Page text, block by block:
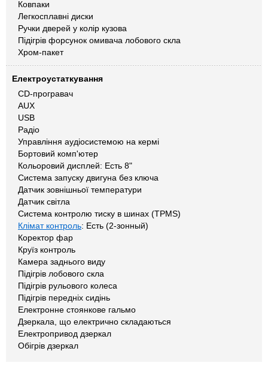
Ковпаки
Легкосплавні диски
Ручки дверей у колір кузова
Підігрів форсунок омивача лобового скла
Хром-пакет
Електроустаткування
CD-програвач
AUX
USB
Радіо
Управління аудіосистемою на кермі
Бортовий комп'ютер
Кольоровий дисплей: Есть 8"
Система запуску двигуна без ключа
Датчик зовнішньої температури
Датчик світла
Система контролю тиску в шинах (TPMS)
Клімат контроль: Есть (2-зонный)
Коректор фар
Круїз контроль
Камера заднього виду
Підігрів лобового скла
Підігрів рульового колеса
Підігрів передніх сидінь
Електронне стоянкове гальмо
Дзеркала, що електрично складаються
Електропривод дзеркал
Обігрів дзеркал